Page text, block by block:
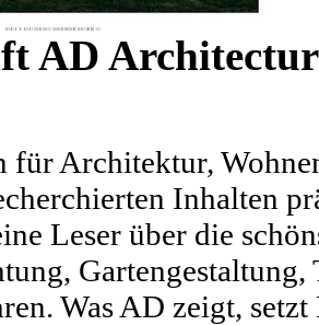
AD
für Architektur,
Inhalten
Leser über die
Was AD zeigt, setzt